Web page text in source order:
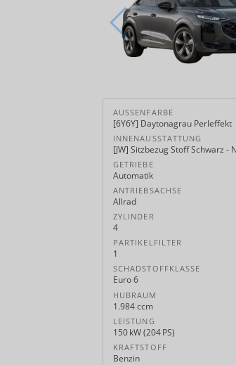
AUSSENFARBE
[6Y6Y] Daytonagrau Perleffekt
INNENAUSSTATTUNG
[JW] Sitzbezug Stoff Schwarz -
GETRIEBE
Automatik
ANTRIEBSACHSE
Allrad
ZYLINDER
4
PARTIKELFILTER
1
SCHADSTOFFKLASSE
Euro 6
HUBRAUM
1.984 ccm
LEISTUNG
150 kW (204 PS)
KRAFTSTOFF
Benzin